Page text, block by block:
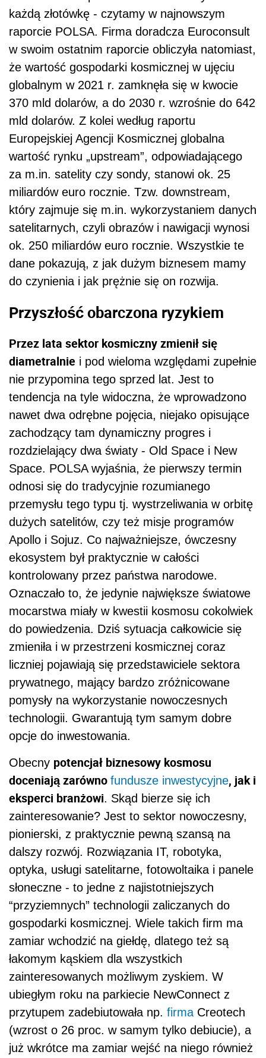
każdą złotówkę - czytamy w najnowszym
raporcie POLSA. Firma doradcza Euroconsult
w swoim ostatnim raporcie obliczyła natomiast,
że wartość gospodarki kosmicznej w ujęciu
globalnym w 2021 r. zamknęła się w kwocie
370 mld dolarów, a do 2030 r. wzrośnie do 642
mld dolarów. Z kolei według raportu
Europejskiej Agencji Kosmicznej globalna
wartość rynku „upstream”, odpowiadającego
za m.in. satelity czy sondy, stanowi ok. 25
miliardów euro rocznie. Tzw. downstream,
który zajmuje się m.in. wykorzystaniem danych
satelitarnych, czyli obrazów i nawigacji wynosi
ok. 250 miliardów euro rocznie. Wszystkie te
dane pokazują, z jak dużym biznesem mamy
do czynienia i jak prężnie się on rozwija.
Przyszłość obarczona ryzykiem
Przez lata sektor kosmiczny zmienił się
diametralnie i pod wieloma względami zupełnie
nie przypomina tego sprzed lat. Jest to
tendencja na tyle widoczna, że wprowadzono
nawet dwa odrębne pojęcia, niejako opisujące
zachodzący tam dynamiczny progres i
rozdzielający dwa światy - Old Space i New
Space. POLSA wyjaśnia, że pierwszy termin
odnosi się do tradycyjnie rozumianego
przemysłu tego typu tj. wystrzeliwania w orbitę
dużych satelitów, czy też misje programów
Apollo i Sojuz. Co najważniejsze, ówczesny
ekosystem był praktycznie w całości
kontrolowany przez państwa narodowe.
Oznaczało to, że jedynie największe światowe
mocarstwa miały w kwestii kosmosu cokolwiek
do powiedzenia. Dziś sytuacja całkowicie się
zmieniła i w przestrzeni kosmicznej coraz
liczniej pojawiają się przedstawiciele sektora
prywatnego, mający bardzo zróżnicowane
pomysły na wykorzystanie nowoczesnych
technologii. Gwarantują tym samym dobre
opcje do inwestowania.
Obecny potencjał biznesowy kosmosu
doceniają zarówno fundusze inwestycyjne, jak i
eksperci branżowi. Skąd bierze się ich
zainteresowanie? Jest to sektor nowoczesny,
pionierski, z praktycznie pewną szansą na
dalszy rozwój. Rozwiązania IT, robotyka,
optyka, usługi satelitarne, fotowoltaika i panele
słoneczne - to jedne z najistotniejszych
“przyziemnych” technologii zaliczanych do
gospodarki kosmicznej. Wiele takich firm ma
zamiar wchodzić na giełdę, dlatego też są
łakomym kąskiem dla wszystkich
zainteresowanych możliwym zyskiem. W
ubiegłym roku na parkiecie NewConnect z
przytupem zadebiutowała np. firma Creotech
(wzrost o 26 proc. w samym tylko debiucie), a
już wkrótce ma zamiar wejść na niego również